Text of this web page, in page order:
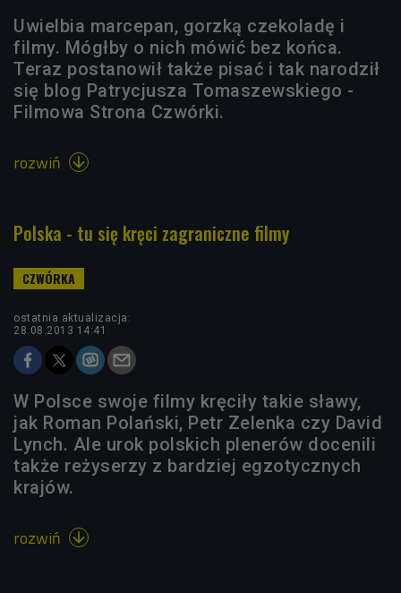
Uwielbia marcepan, gorzką czekoladę i
filmy. Mógłby o nich mówić bez końca.
Teraz postanowił także pisać i tak narodził
się blog Patrycjusza Tomaszewskiego -
Filmowa Strona Czwórki.
rozwiń 
Polska - tu się kręci zagraniczne filmy
ostatnia aktualizacja:
28.08.2013 14:41
W Polsce swoje filmy kręciły takie sławy,
jak Roman Polański, Petr Zelenka czy David
Lynch. Ale urok polskich plenerów docenili
także reżyserzy z bardziej egzotycznych
krajów.
rozwiń 